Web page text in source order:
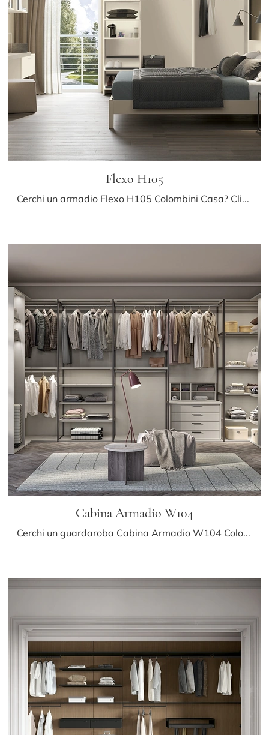
Flexo H105
Cerchi un armadio Flexo H105 Colombini Casa? Clicca subito! Gli armadi cabine armadio con ante scorrevoli ti aspettano.
Cabina Armadio W104
Cerchi un guardaroba Cabina Armadio W104 Colombini Casa? Clicca subito! Gli armadi cabine armadio con ante scorrevoli ti attendono.